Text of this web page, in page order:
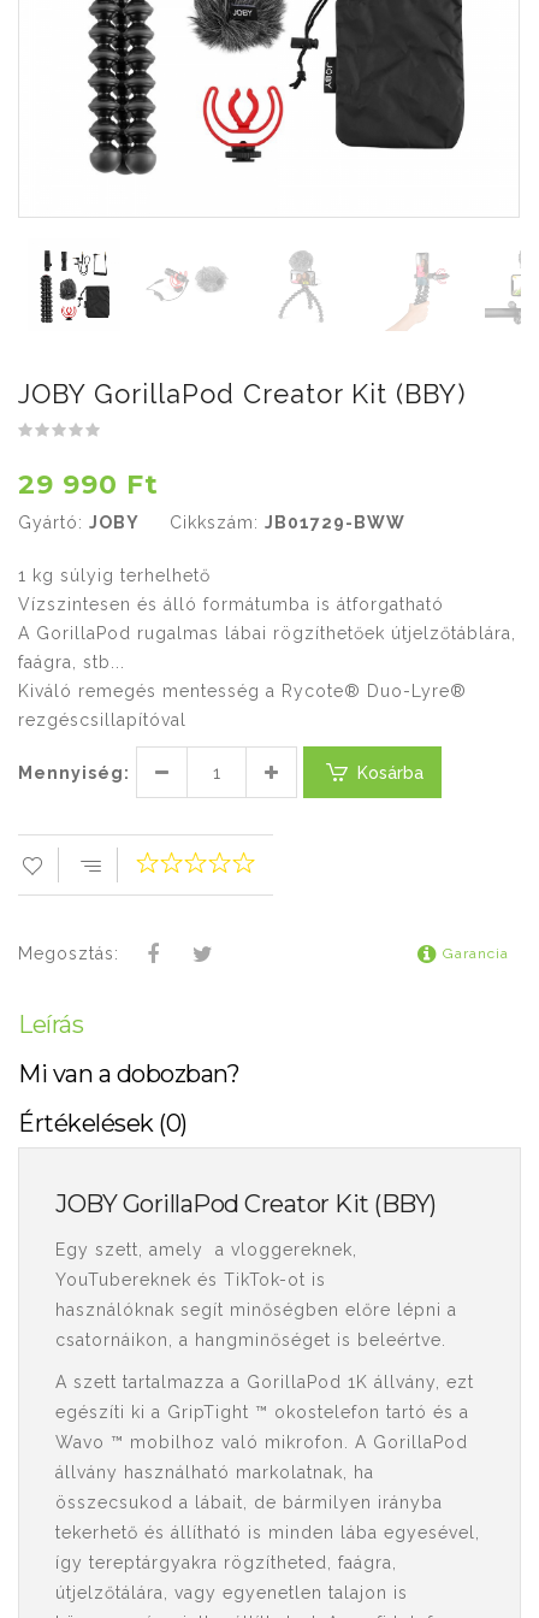
JOBY GorillaPod Creator Kit (BBY)
29 990 Ft
Gyártó: JOBY Cikkszám: JB01729-BWW
1 kg súlyig terhelhető
Vízszintesen és álló formátumba is átforgatható
A GorillaPod rugalmas lábai rögzíthetőek útjelzőtáblára,
faágra, stb...
Kiváló remegés mentesség a Rycote® Duo-Lyre®
rezgéscsillapítóval
Mennyiség: Kosárba
Megosztás: Garancia
Leírás
Mi van a dobozban?
Értékelések (0)
JOBY GorillaPod Creator Kit (BBY)
Egy szett, amely a vloggereknek,
YouTubereknek és TikTok-ot is
használóknak segít minőségben előre lépni a
csatornáikon, a hangminőséget is beleértve.
A szett tartalmazza a GorillaPod 1K állvány, ezt
egészíti ki a GripTight ™ okostelefon tartó és a
Wavo ™ mobilhoz való mikrofon. A GorillaPod
állvány használható markolatnak, ha
összecsukod a lábait, de bármilyen irányba
tekerhető és állítható is minden lába egyesével,
így tereptárgyakra rögzítheted, faágra,
útjelzőtálára, vagy egyenetlen talajon is